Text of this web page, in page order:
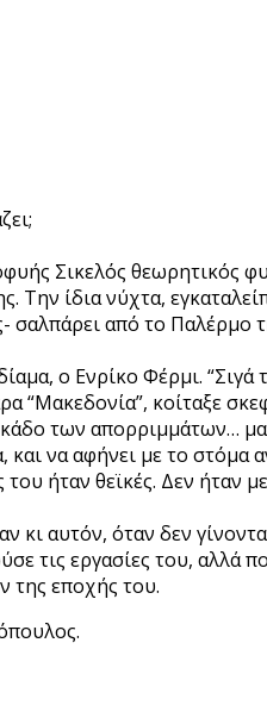
Σικελός θεωρητικός
Την ίδια νύχτα,
σαλπάρει από το
ο Ενρίκο Φέρμι.
“Μακεδονία”, κοίταξε
των απορριμμάτων…
να αφήνει με το
ήταν θεϊκές. Δεν
αυτόν, όταν δεν
τις εργασίες του,
της εποχής του.